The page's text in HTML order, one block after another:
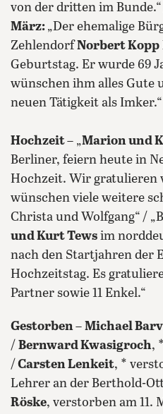
von der dritten im
März: „Der ehemalige
ZehlendorfNorbert Kopp
Geburtstag. Er wurde 69
wünschen ihm alles Gute
neuen Tätigkeit als Imker.“
Hochzeit– „Marion und
Berliner, feiern heute in
Hochzeit. Wir gratulieren
wünschen viele weitere
Christa und Wolfgang“ /
und Kurt Tews im
nach den Startjahren der
Hochzeitstag. Es
Partner sowie 11 Enkel.“
Gestorben– Michael
/ Bernward Kwasigroch,
/ Carsten Lenkeit, *
Lehrer an der Berthold-
Röske, verstorben am 11.